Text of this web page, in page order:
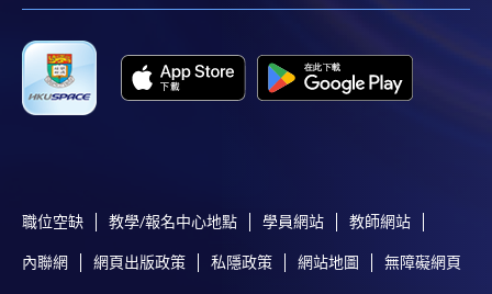
職位空缺 教學/報名中心地點 學員網站 教師網站
內聯網 網頁出版政策 私隱政策 網站地圖 無障礙網頁